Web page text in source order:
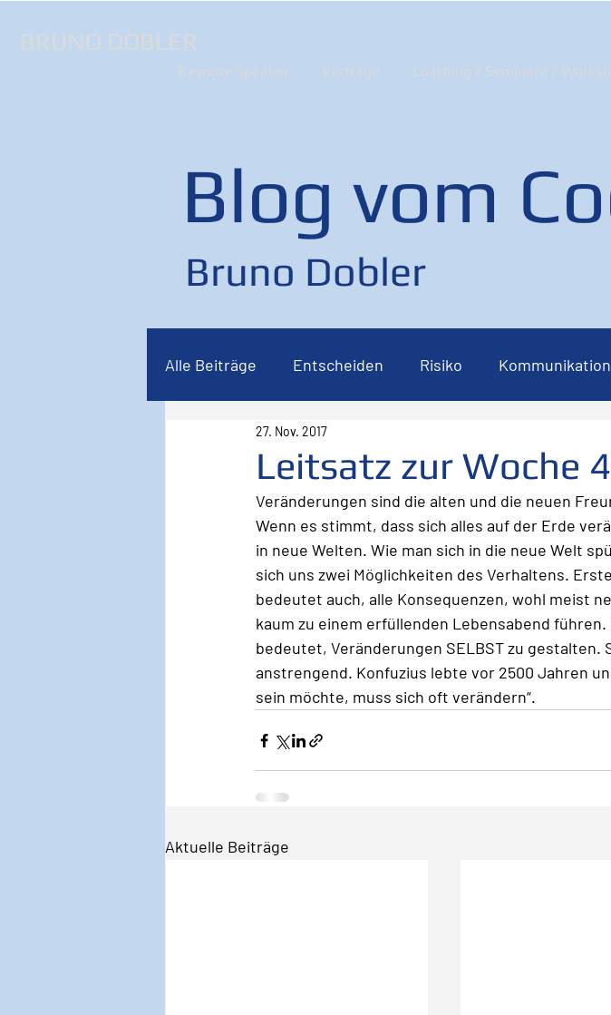
BRUNO DOBLER
Keynote Speaker Vorträge Coaching / Seminare /
Blog vom
Bruno Dobler
Alle Beiträge Entscheiden Risiko Kommunikation
Lebenspilot
Sicherheit Inspiration Leadership Freude
Wirken, Wirkung Keynote Risiko Glück
Leitsatz zur Woche
27. Nov. 2017
Veränderungen sind die alten und die neuen
Wenn es stimmt, dass sich alles auf der Erde
in neue Welten. Wie man sich in die neue Welt
sich uns zwei Möglichkeiten des Verhaltens.
bedeutet auch, alle Konsequenzen, wohl meist
kaum zu einem erfüllenden Lebensabend
bedeutet, Veränderungen SELBST zu
anstrengend. Konfuzius lebte vor 2500 Jahren
sein möchte, muss sich oft verändern“.
Aktuelle Beiträge